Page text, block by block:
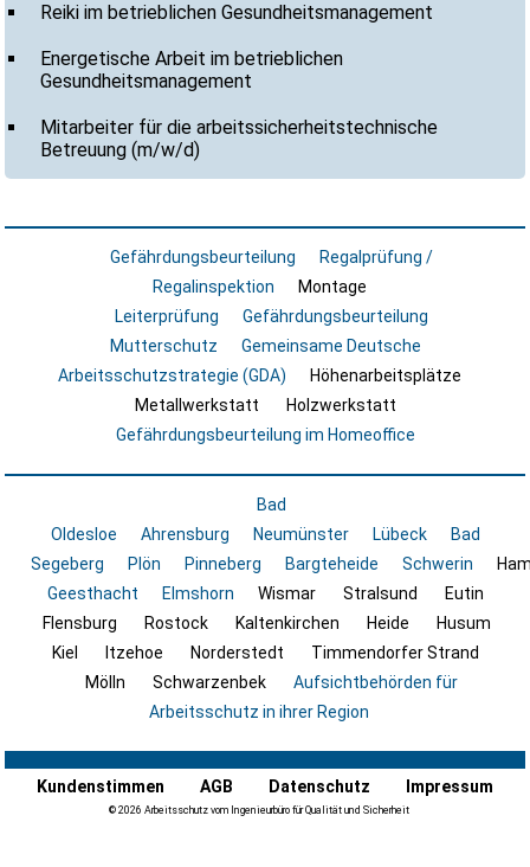
Reiki im betrieblichen Gesundheitsmanagement
Energetische Arbeit im betrieblichen
Gesundheitsmanagement
Mitarbeiter für die arbeitssicherheitstechnische
Betreuung (m/w/d)
Gefährdungsbeurteilung
Regalprüfung /
Regalinspektion
Montage
Leiterprüfung
Gefährdungsbeurteilung
Mutterschutz
Gemeinsame Deutsche
Arbeitsschutzstrategie (GDA)
Höhenarbeitsplätze
Metallwerkstatt
Holzwerkstatt
Gefährdungsbeurteilung im Homeoffice
Bad
Oldesloe
Ahrensburg Neumünster Lübeck
Bad
Segeberg
Plön Pinneberg Bargteheide Schwerin
Geesthacht
Elmshorn Wismar Stralsund
Eutin
Flensburg
Rostock Kaltenkirchen Heide
Husum
Kiel
Itzehoe Norderstedt
Timmendorfer Strand
Mölln
Schwarzenbek
Aufsichtbehörden für
Arbeitsschutz in ihrer Region
Kundenstimmen AGB Datenschutz Impressum
© 2026 Arbeitsschutz vom Ingenieurbüro für Qualität und Sicherheit